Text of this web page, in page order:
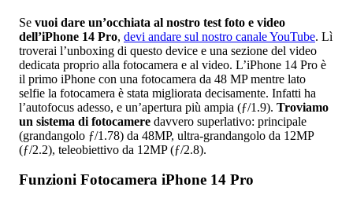
Se vuoi dare un’occhiata al nostro test foto e video
dell’iPhone 14 Pro, devi andare sul nostro canale YouTube. Lì
troverai l’unboxing di questo device e una sezione del video
dedicata proprio alla fotocamera e al video. L’iPhone 14 Pro è
il primo iPhone con una fotocamera da 48 MP mentre lato
selfie la fotocamera è stata migliorata decisamente. Infatti ha
l’autofocus adesso, e un’apertura più ampia (ƒ/1.9). Troviamo
un sistema di fotocamere davvero superlativo: principale
(grandangolo ƒ/1.78) da 48MP, ultra-grandangolo da 12MP
(ƒ/2.2), teleobiettivo da 12MP (ƒ/2.8).
Funzioni Fotocamera iPhone 14 Pro